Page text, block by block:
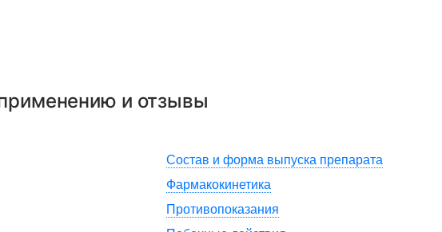
и отзывы
Состав и форма выпуска препарата
Фармакокинетика
Противопоказания